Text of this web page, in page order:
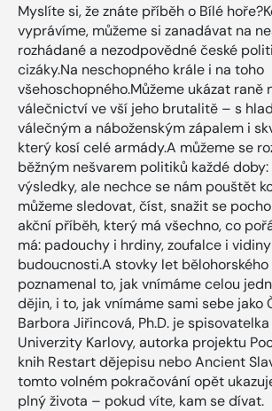
Myslíte si, že znáte příběh o Bílé
vyprávíme, můžeme si zanadávat na
rozhádané a nezodpovědné české
cizáky.Na neschopného krále i na toho
všehoschopného.Můžeme ukázat raně
válečnictví ve vší jeho brutalitě – s
válečným a náboženským zápalem i
který kosí celé armády.A můžeme se
běžným nešvarem politiků každé
výsledky, ale nechce se nám pouštět
můžeme sledovat, číst, snažit se
akční příběh, který má všechno, co
má: padouchy i hrdiny, zoufalce i
budoucnosti.A stovky let
poznamenal to, jak vnímáme celou
dějin, i to, jak vnímáme sami sebe jako
Barbora Jiřincová, Ph.D. je
Univerzity Karlovy, autorka projektu
knih Restart dějepisu nebo Ancient
tomto volném pokračování opět
plný života – pokud víte, kam se dívat.